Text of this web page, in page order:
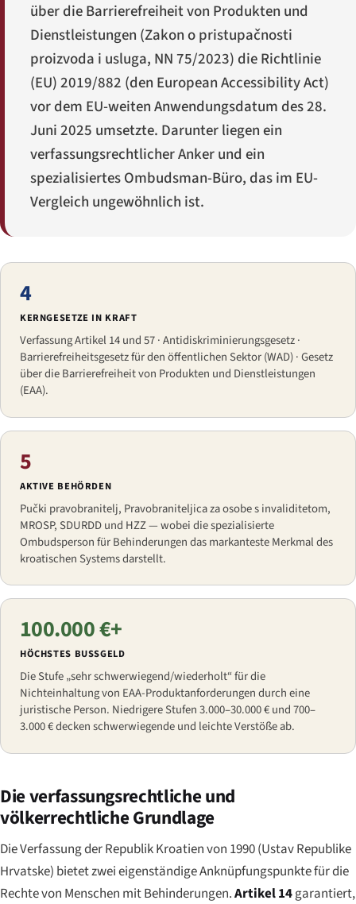
über die Barrierefreiheit von Produkten und
Dienstleistungen (Zakon o pristupačnosti
proizvoda i usluga, NN 75/2023) die Richtlinie
(EU) 2019/882 (den European Accessibility Act)
vor dem EU-weiten Anwendungsdatum des 28.
Juni 2025 umsetzte. Darunter liegen ein
verfassungsrechtlicher Anker und ein
spezialisiertes Ombudsman-Büro, das im EU-
Vergleich ungewöhnlich ist.
4
KERNGESETZE IN KRAFT
Verfassung Artikel 14 und 57 · Antidiskriminierungsgesetz ·
Barrierefreiheitsgesetz für den öffentlichen Sektor (WAD) · Gesetz
über die Barrierefreiheit von Produkten und Dienstleistungen
(EAA).
5
AKTIVE BEHÖRDEN
Pučki pravobranitelj, Pravobraniteljica za osobe s invaliditetom,
MROSP, SDURDD und HZZ — wobei die spezialisierte
Ombudsperson für Behinderungen das markanteste Merkmal des
kroatischen Systems darstellt.
100.000 €+
HÖCHSTES BUSSGELD
Die Stufe „sehr schwerwiegend/wiederholt“ für die
Nichteinhaltung von EAA-Produktanforderungen durch eine
juristische Person. Niedrigere Stufen 3.000–30.000 € und 700–
3.000 € decken schwerwiegende und leichte Verstöße ab.
Die verfassungsrechtliche und
völkerrechtliche Grundlage
Die Verfassung der Republik Kroatien von 1990 (Ustav Republike
Hrvatske) bietet zwei eigenständige Anknüpfungspunkte für die
Rechte von Menschen mit Behinderungen.Artikel 14garantiert,